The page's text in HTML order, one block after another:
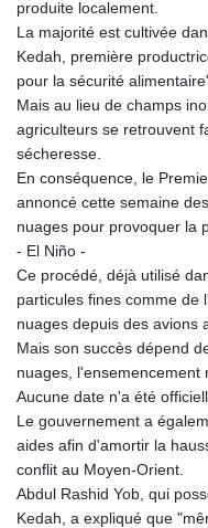
produite localement.
La majorité est cultivée
Kedah, première
pour la sécurité
Mais au lieu de champs
agriculteurs se retrouvent
sécheresse.
En conséquence, le
annoncé cette semaine
nuages pour provoquer la
- El Niño -
Ce procédé, déjà utilisé
particules fines comme de
nuages depuis des avions
Mais son succès dépend
nuages, l'ensemencement
Aucune date n'a été
Le gouvernement a
aides afin d'amortir la
conflit au Moyen-Orient.
Abdul Rashid Yob, qui
Kedah, a expliqué que